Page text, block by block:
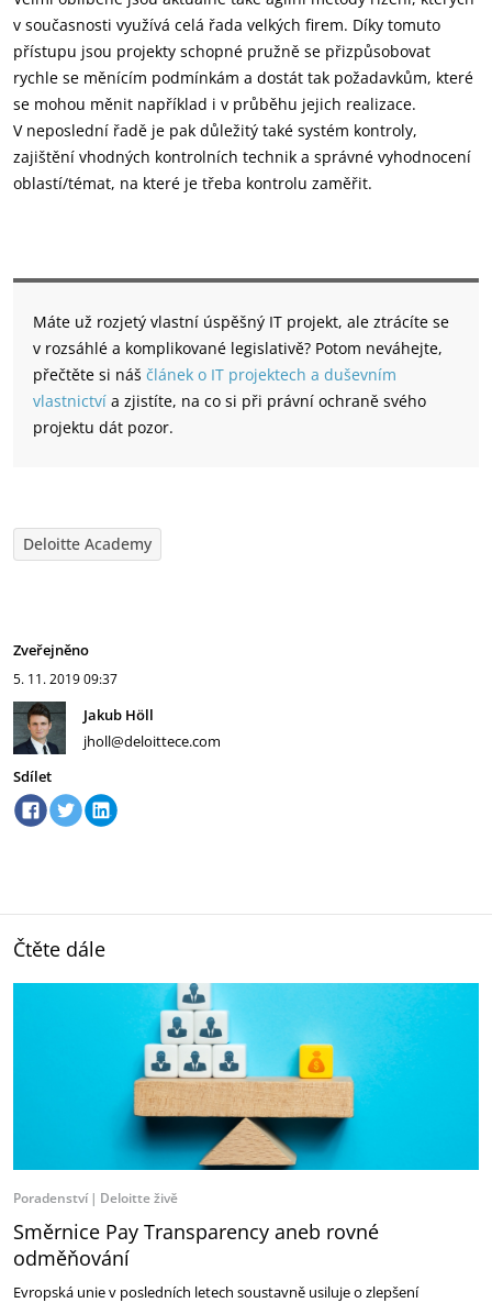
v současnosti využívá celá řada velkých firem. Díky tomuto
přístupu jsou projekty schopné pružně se přizpůsobovat
rychle se měnícím podmínkám a dostát tak požadavkům, které
se mohou měnit například i v průběhu jejich realizace.
V neposlední řadě je pak důležitý také systém kontroly,
zajištění vhodných kontrolních technik a správné vyhodnocení
oblastí/témat, na které je třeba kontrolu zaměřit.
Máte už rozjetý vlastní úspěšný IT projekt, ale ztrácíte se
v rozsáhlé a komplikované legislativě? Potom neváhejte,
přečtěte si náš článek o IT projektech a duševním
vlastnictví a zjistíte, na co si při právní ochraně svého
projektu dát pozor.
Deloitte Academy
Zveřejněno
5. 11. 201909:37
Jakub Höll
jholl@deloittece.com
Sdílet
Čtěte dále
Poradenství Deloitte živě
Směrnice Pay Transparency aneb rovné
odměňování
Evropská unie v posledních letech soustavně usiluje o zlepšení